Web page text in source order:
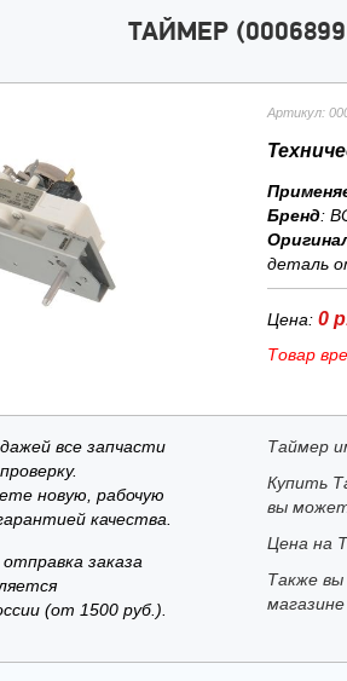
ТАЙМЕР
Артикул:
Бренд:
деталь
Цена: 0
Товар
все запчасти
новую, рабочую
качества.
заказа
(от 1500 руб.).
Таймер
Купить
вы
Цена на
Также